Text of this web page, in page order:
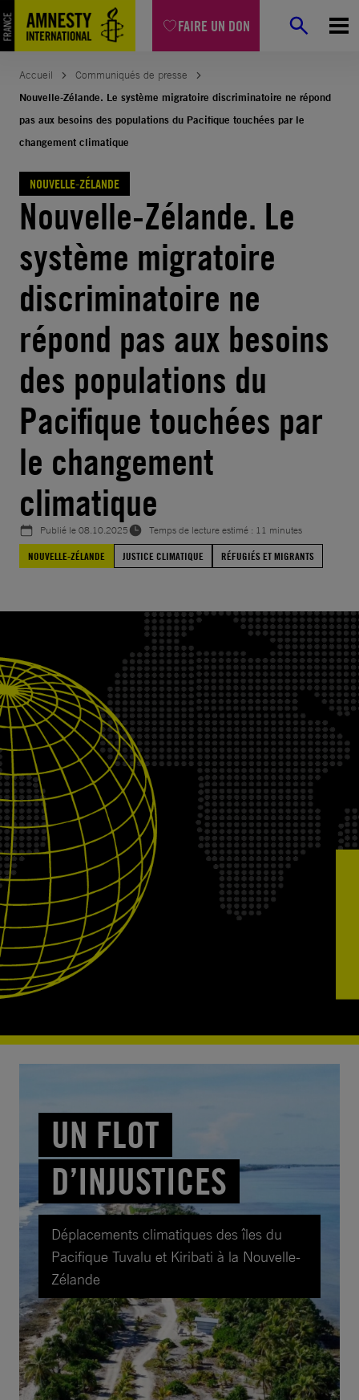
FAIRE UN DON
Aller
au
contenu
Accueil
Communiqués de presse
Nouvelle-Zélande. Le système migratoire discriminatoire ne répond
pas aux besoins des populations du Pacifique touchées par le
changement climatique
NOUVELLE-ZÉLANDE
Nouvelle-Zélande. Le
système migratoire
discriminatoire ne
répond pas aux besoins
des populations du
Pacifique touchées par
le changement
climatique
Publié le08.10.2025
Temps de lecture estimé : 11 minutes
NOUVELLE-ZÉLANDE
JUSTICE CLIMATIQUE RÉFUGIÉS ET MIGRANTS
UN FLOT
D’INJUSTICES
Déplacements climatiques des îles du
Pacifique Tuvalu et Kiribati à la Nouvelle-
Zélande